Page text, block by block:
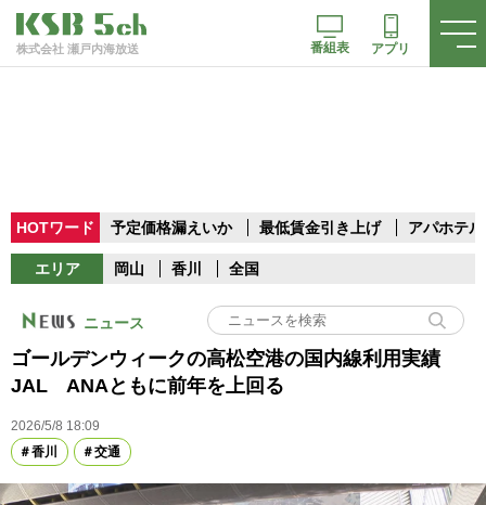
株式会社 瀬戸内海放送 番組表 アプリ
HOTワード 予定価格漏えいか 最低賃金引き上げ アパホテル
エリア 岡山 香川 全国
ニュース
ゴールデンウィークの高松空港の国内線利用実績
JAL ANAともに前年を上回る
2026/5/8 18:09
香川
交通